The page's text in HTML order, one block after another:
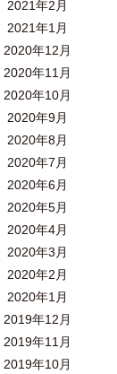
2021年2月
2021年1月
2020年12月
2020年11月
2020年10月
2020年9月
2020年8月
2020年7月
2020年6月
2020年5月
2020年4月
2020年3月
2020年2月
2020年1月
2019年12月
2019年11月
2019年10月